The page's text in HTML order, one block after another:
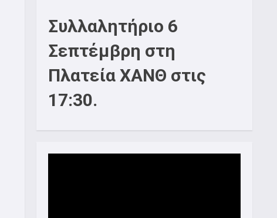
Συλλαλητήριο 6
Σεπτέμβρη στη
Πλατεία ΧΑΝΘ στις
17:30.